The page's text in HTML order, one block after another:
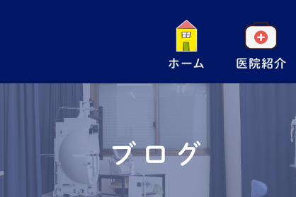
ホーム 医院紹介
ブログ